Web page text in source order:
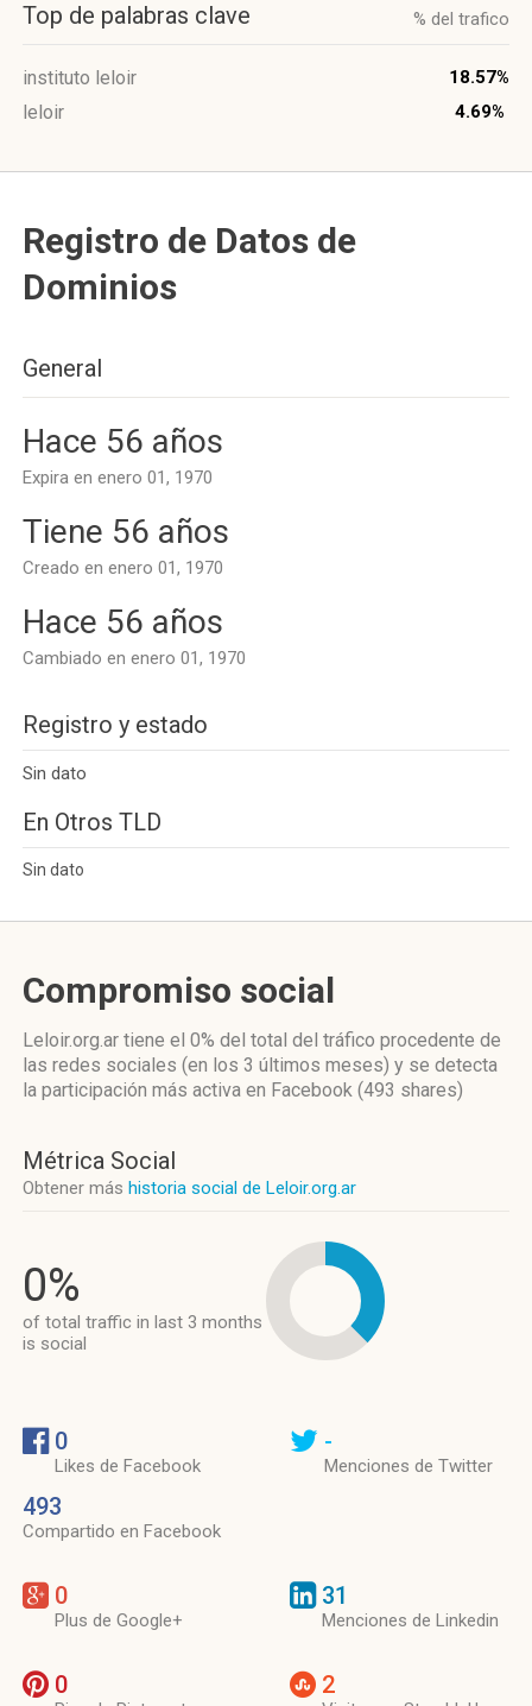
Top de palabras clave % del trafico
instituto leloir 18.57%
leloir 4.69%
Registro de Datos de
Dominios
General
Hace 56 años
Expira en enero 01, 1970
Tiene 56 años
Creado en enero 01, 1970
Hace 56 años
Cambiado en enero 01, 1970
Registro y estado
Sin dato
En Otros TLD
Sin dato
Compromiso social
Leloir.org.ar tiene el 0% del total del tráfico procedente de
las redes sociales (en los 3 últimos meses) y se detecta
la participación más activa en Facebook (493 shares)
Métrica Social
Obtener más historia social de Leloir.org.ar
0%
of total traffic in last 3 months
is social
0
Likes de Facebook
493
Compartido en Facebook
-
Menciones de Twitter
0
Plus de Google+
31
Menciones de Linkedin
0 2